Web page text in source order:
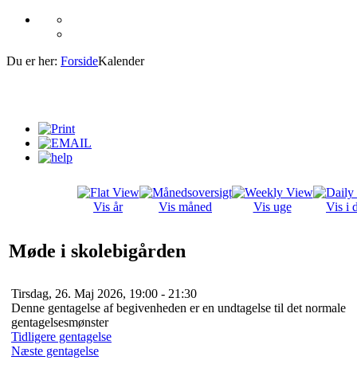
Du er her: ForsideKalender
Vis år Vis måned Vis uge Vis i
Møde i skolebigården
Tirsdag, 26. Maj 2026, 19:00 - 21:30
Denne gentagelse af begivenheden er en undtagelse til det normale
gentagelsesmønster
Tidligere gentagelse
Næste gentagelse